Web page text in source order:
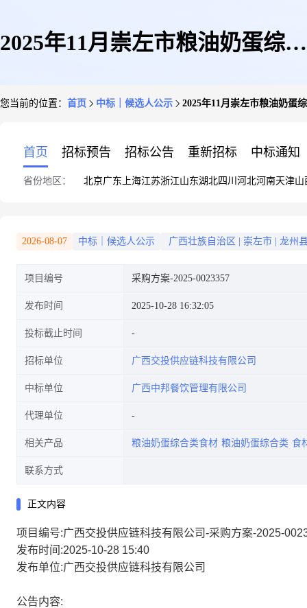
2025年11月崇左市粮油奶蛋综合
您当前的位置： 首页 中标｜候选人公示 2025年11月崇左市粮油奶蛋
首页 招标预告 招标公告 重新招标 中标通知
省份地区： 北京广东 上海江苏浙江山东湖北四川 河北河南天津山
2026-08-07 中标｜候选人公示 广西壮族自治区 崇左市 龙州
项目编号 采购方案-2025-0023357
发布时间 2025-10-28 16:32:05
投标截止时间
招标单位 广西交投供应链科技有限公司
中标单位 广西中邦餐饮管理有限公司
代理单位
相关产品 粮油奶蛋综合类食材 粮油奶蛋综合类 食
联系方式
正文内容
项目编号:广西交投供应链科技有限公司-采购方案-2025-
发布时间:2025-10-28 15:40
发布单位:广西交投供应链科技有限公司
公告内容: